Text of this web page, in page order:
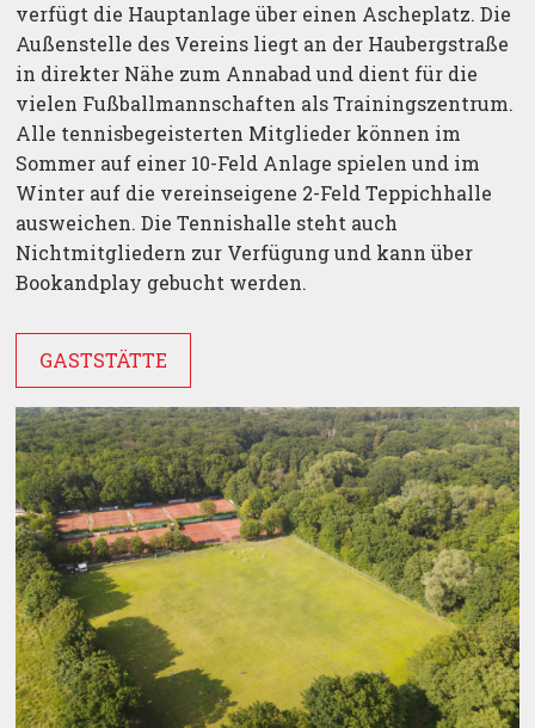
verfügt die Hauptanlage über einen Ascheplatz. Die
Außenstelle des Vereins liegt an der Haubergstraße
in direkter Nähe zum Annabad und dient für die
vielen Fußballmannschaften als Trainingszentrum.
Alle tennisbegeisterten Mitglieder können im
Sommer auf einer 10-Feld Anlage spielen und im
Winter auf die vereinseigene 2-Feld Teppichhalle
ausweichen. Die Tennishalle steht auch
Nichtmitgliedern zur Verfügung und kann über
Bookandplay gebucht werden.
GASTSTÄTTE